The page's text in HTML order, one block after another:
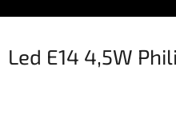
Led E14 4,5W